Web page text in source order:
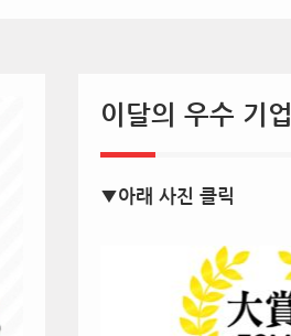
이달의 우수 기업
▼아래 사진 클릭